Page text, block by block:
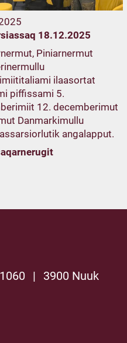
18.12.2025
Piniarnermut
ilaasortat
piffissami 5.
12. decemberimut
Danmarkimullu
angalapput.
|
3900 Nuuk